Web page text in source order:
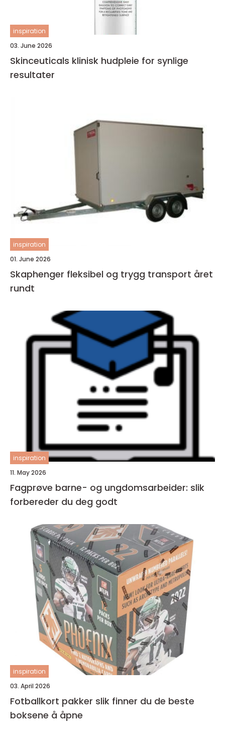
inspiration
03. June 2026
Skinceuticals klinisk hudpleie for synlige
resultater
inspiration
01. June 2026
Skaphenger fleksibel og trygg transport året
rundt
inspiration
11. May 2026
Fagprøve barne- og ungdomsarbeider: slik
forbereder du deg godt
inspiration
03. April 2026
Fotballkort pakker slik finner du de beste
boksene å åpne